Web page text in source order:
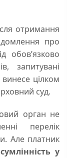
отримання
про
обов’язково
запитувані
цілком
суд.
орган не
перелік
Але платник
у